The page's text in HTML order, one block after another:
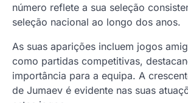
número reflete a sua seleção
seleção nacional ao longo dos anos.
As suas aparições incluem jogos
como partidas competitivas,
importância para a equipa. A
de Jumaev é evidente nas suas